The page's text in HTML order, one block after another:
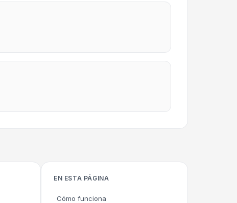
EN ESTA PÁGINA
Cómo funciona